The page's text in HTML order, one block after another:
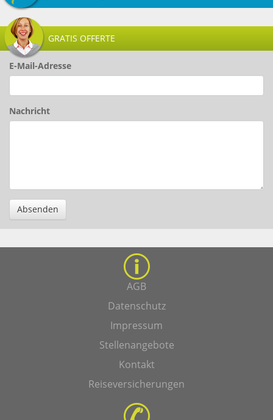
GRATIS OFFERTE
E-Mail-Adresse
Nachricht
Absenden
AGB
Datenschutz
Impressum
Stellenangebote
Kontakt
Reiseversicherungen